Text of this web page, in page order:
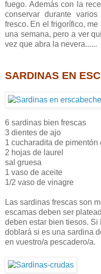
fuego. Además con la
conservar durante
fresco. En el frigorífico,
una semana, pero a ver
vez que abra la nevera......
SARDINAS EN
6 sardinas bien frescas
3 dientes de ajo
1 cucharadita de pimentón
2 hojas de laurel
sal gruesa
1 vaso de aceite
1/2 vaso de vinagre
Las sardinas frescas son
escamas deben ser
deben estar bien tiesos.
doblará si es una sardina
en vuestro/a pescadero/a.